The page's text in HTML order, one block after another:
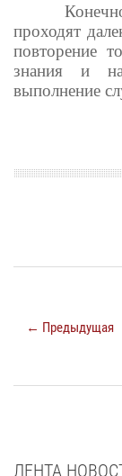
проходят
повторение
знания и
выполнение
← Предыдущая
ЛЕНТА